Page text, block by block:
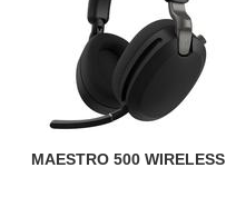
MAESTRO 500 WIRELESS